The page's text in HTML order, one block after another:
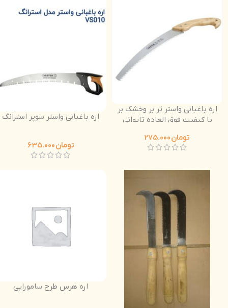
اره باغبانی واستر تر بر وخشک بر
با کیفیت فوق العاده تایوانی
تومان
اره باغبانی واستر سوپر استرانگ
تومان
اره هرس طرح سامورایی